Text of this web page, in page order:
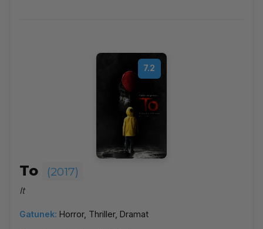
7.2
To (2017)
It
Gatunek: Horror, Thriller, Dramat